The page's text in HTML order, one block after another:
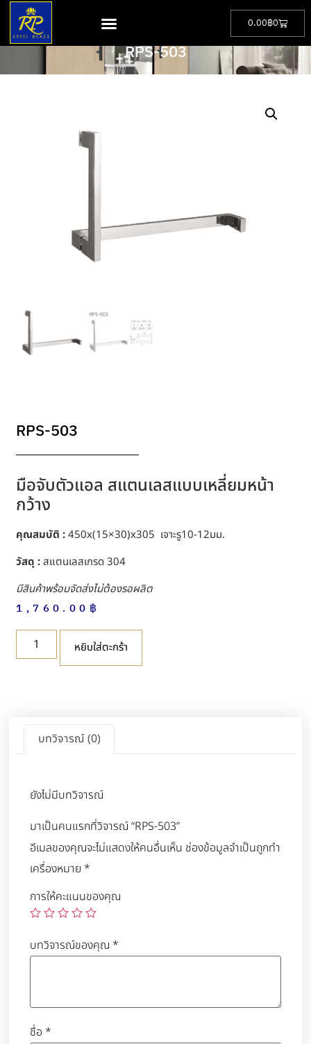
0.00฿0
RPS-503
RPS-503
มือจับตัวแอล สแตนเลสแบบเหลี่ยมหน้า
กว้าง
คุณสมบัติ :450x(15×30)x305 เจาะรู10-12มม.
วัสดุ :สแตนเลสเกรด 304
มีสินค้าพร้อมจัดส่งไม่ต้องรอผลิต
1,760.00 ฿
หยิบใส่ตะกร้า
บทวิจารณ์ (0)
ยังไม่มีบทวิจารณ์
มาเป็นคนแรกที่วิจารณ์ “RPS-503”
อีเมลของคุณจะไม่แสดงให้คนอื่นเห็น ช่องข้อมูลจำเป็นถูกทำ
เครื่องหมาย *
การให้คะแนนของคุณ
บทวิจารณ์ของคุณ *
ชื่อ *